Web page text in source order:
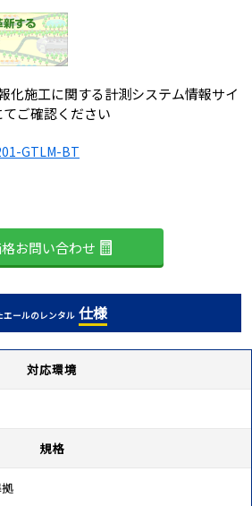
化施工に関する計測システム情報サイ
ご確認ください
GTLM-BT
お問い合わせ
エールのレンタル 仕様
対応環境
規格